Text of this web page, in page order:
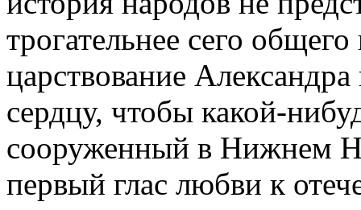
трогательнее сего
царствование
сердцу, чтобы какой-
сооруженный в Нижнем
первый глас любви к